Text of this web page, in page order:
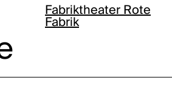
Fabriktheater Rote
Fabrik